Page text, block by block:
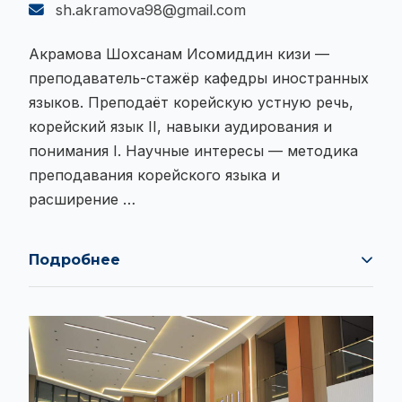
sh.akramova98@gmail.com
Акрамова Шохсанам Исомиддин кизи —
преподаватель-стажёр кафедры иностранных
языков. Преподаёт корейскую устную речь,
корейский язык II, навыки аудирования и
понимания I. Научные интересы — методика
преподавания корейского языка и
расширение …
Подробнее
преподаватель-стажёр кафедры иностранных
языков. Преподаёт корейскую устную речь,
корейский язык II, навыки аудирования и